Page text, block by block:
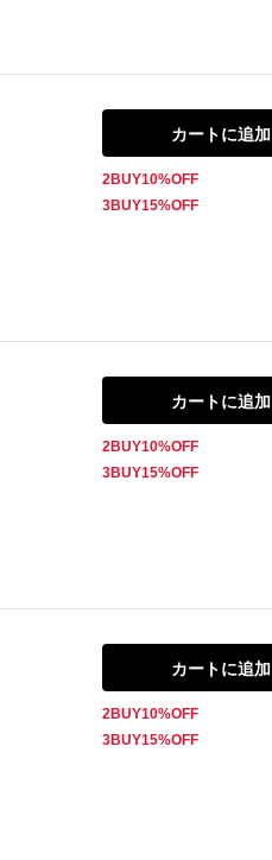
カートに追加
2BUY10%OFF
3BUY15%OFF
カートに追加
2BUY10%OFF
3BUY15%OFF
カートに追加
2BUY10%OFF
3BUY15%OFF